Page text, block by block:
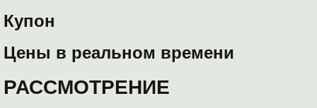
Купон
Цены в реальном времени
РАССМОТРЕНИЕ